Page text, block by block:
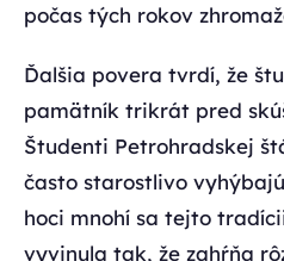
počas tých rokov
Ďalšia povera tvrdí, že
pamätník trikrát pred
Študenti Petrohradskej
často starostlivo
hoci mnohí sa tejto
vyvinula tak, že zahŕňa